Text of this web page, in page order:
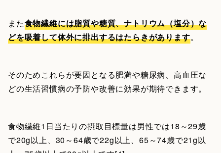
また食物繊維には脂質や糖質、ナトリウム（塩分）な
どを吸着して体外に排出するはたらきがあります。
そのためこれらが要因となる肥満や糖尿病、高血圧な
どの生活習慣病の予防や改善に効果が期待できます。
食物繊維1日当たりの摂取目標量は男性では18～29歳
で20g以上、30～64歳で22g以上、65～74歳で21g以